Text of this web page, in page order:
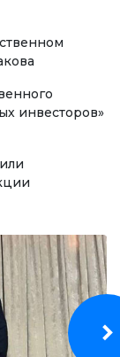
инвесторов»